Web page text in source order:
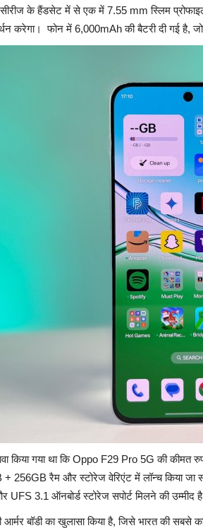
के हैंडसेट में से एक में 7.55 mm स्लिम
करेगा। फोन में 6,000mAh की बैटरी दी गई है,
किया गया था कि Oppo F29 Pro 5G की
256GB रैम और स्टोरेज वेरिएंट में लॉन्च किया जा
3.1 ऑनबोर्ड स्टोरेज सपोर्ट मिलने की उम्मीद
आर्मर बॉडी का खुलासा किया है, जिसे भारत की सबसे
Aug 21, 2024 0 568
the E-KYC process for ration cards under the